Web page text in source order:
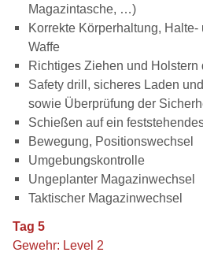
Magazintasche, …)
Korrekte Körperhaltung, Halte-
Waffe
Richtiges Ziehen und Holstern
Safety drill, sicheres Laden
sowie Überprüfung der
Schießen auf ein
Bewegung, Positionswechsel
Umgebungskontrolle
Ungeplanter Magazinwechsel
Taktischer Magazinwechsel
Tag 5
Gewehr: Level 2